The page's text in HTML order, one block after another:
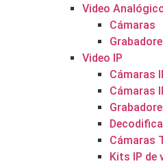
Video
Cámaras
Video IP
Cámaras
Cámaras
Cámaras
Kits IP de